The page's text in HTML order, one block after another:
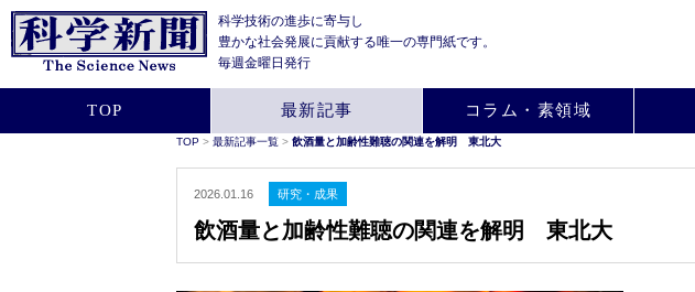
科学技術の進歩に寄与し
豊かな社会発展に貢献する唯一の専門紙です。
毎週金曜日発行
TOP 最新記事 コラム・素領域
TOP > 最新記事一覧 > 飲酒量と加齢性難聴の関連を解明 東北大
2026.01.16 研究・成果
飲酒量と加齢性難聴の関連を解明 東北大